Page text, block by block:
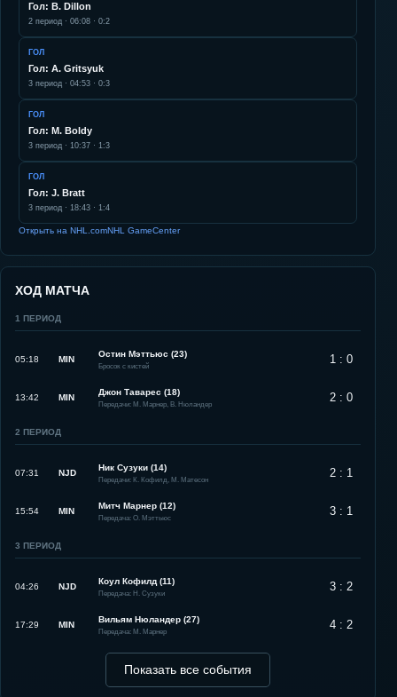
Гол: B. Dillon
2 период · 06:08 · 0:2
ГОЛ
Гол: A. Gritsyuk
3 период · 04:53 · 0:3
ГОЛ
Гол: M. Boldy
3 период · 10:37 · 1:3
ГОЛ
Гол: J. Bratt
3 период · 18:43 · 1:4
Открыть на NHL.comNHL GameCenter
ХОД МАТЧА
1 ПЕРИОД
05:18 MIN
Остин Мэттьюс (23)
Бросок с кистей 1 : 0
13:42 MIN
Джон Таварес (18)
Передачи: М. Марнер, В. Нюландер 2 : 0
2 ПЕРИОД
07:31 NJD
Ник Сузуки (14)
Передачи: К. Кофилд, М. Матесон 2 : 1
15:54 MIN
Митч Марнер (12)
Передача: О. Мэттьюс 3 : 1
3 ПЕРИОД
04:26 NJD
Коул Кофилд (11)
Передача: Н. Сузуки 3 : 2
17:29 MIN
Вильям Нюландер (27)
Передача: М. Марнер 4 : 2
Показать все события